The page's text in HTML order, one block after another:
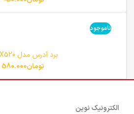
ناموجود
برد آدرس مدل 46EX520
تومان580.000
الکترونیک نوین